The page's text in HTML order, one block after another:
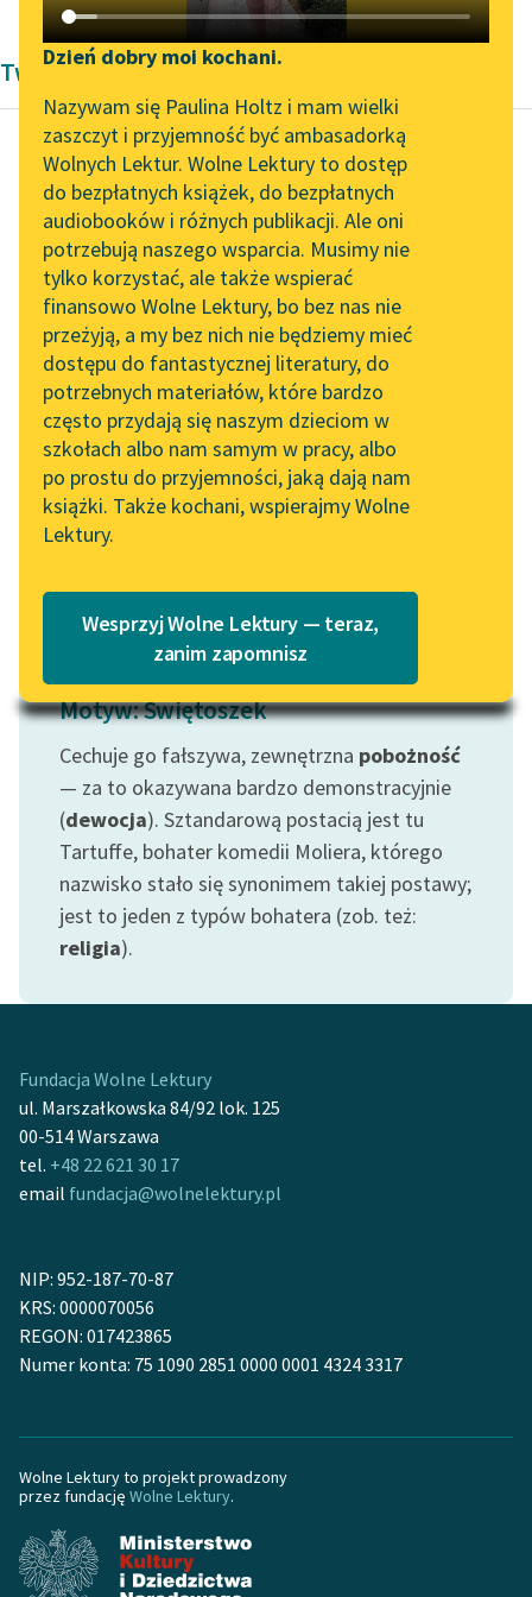
Katalog DAISY
Podkasty o książkach
Zgłoś brak utworu
Aktualności
Spotkanie z Katarzyną
Tunkiel w Oslo
Wolne Lektury na 32.
Pol’and’Rock Festivalu
„Kochanek Lady
Chatterley” do słuchania
na Wolnych Lekturach
Nowy audiobook –
„Marzenie o Oriencie”
Sophie Elkan
Kolekcja Nadwyraz.com x
Wolne Lektury – idealna na
Lektury szkolne i klasyka
uczennic i uczniów z
niepełnosprawnościami
E-kolekcja lektur
szkolnych i literatury do
słuchania dla uczennic i
uczniów z
niepełnosprawnościami
Feministyczne inspiracje.
feministycznej
Ręce pełne poezji
Kolekcje edukacyjne
twórców przechodzących
lektur szkolnych oraz
Starego Testamentu
Odkurzamy bohaterów
Narzędzia
Mapa Wolnych Lektur
Leśmianator
Przewodnik dla piszących i
czytających
API
OAI-PMH
Widget Wolnych Lektur
Przypisy
Katalog w formacie PDF
O nas
O projekcie
Dzień dobry moi kochani.
Nazywam się Paulina Holtz i mam wielki
zaszczyt i przyjemność być ambasadorką
Wolnych Lektur. Wolne Lektury to dostęp
do bezpłatnych książek, do bezpłatnych
audiobooków i różnych publikacji. Ale oni
potrzebują naszego wsparcia. Musimy nie
tylko korzystać, ale także wspierać
finansowo Wolne Lektury, bo bez nas nie
przeżyją, a my bez nich nie będziemy mieć
dostępu do fantastycznej literatury, do
potrzebnych materiałów, które bardzo
często przydają się naszym dzieciom w
szkołach albo nam samym w pracy, albo
po prostu do przyjemności, jaką dają nam
książki. Także kochani, wspierajmy Wolne
Lektury.
Wesprzyj Wolne Lektury — teraz,
zanim zapomnisz
Twórczość Antoniny Domańskiej
Antonina Domańska
Historia żółtej
ciżemki
— Jak Boga kocham,
puszczę was zdrowo!
— Ty Boga kochasz? —
wrzasnął Wawrzuś,
schylając się do
szpary...
Motyw: Świętoszek
Cechuje go fałszywa, zewnętrzna pobożność
— za to okazywana bardzo demonstracyjnie
(dewocja). Sztandarową postacią jest tu
Tartuffe, bohater komedii Moliera, którego
nazwisko stało się synonimem takiej postawy;
jest to jeden z typów bohatera (zob. też:
religia).
Fundacja Wolne Lektury
ul. Marszałkowska 84/92 lok. 125
00-514 Warszawa
tel. +48 22 621 30 17
email fundacja@wolnelektury.pl
NIP: 952-187-70-87
KRS: 0000070056
REGON: 017423865
Numer konta: 75 1090 2851 0000 0001 4324 3317
Wolne Lektury to projekt prowadzony
przez fundację Wolne Lektury.